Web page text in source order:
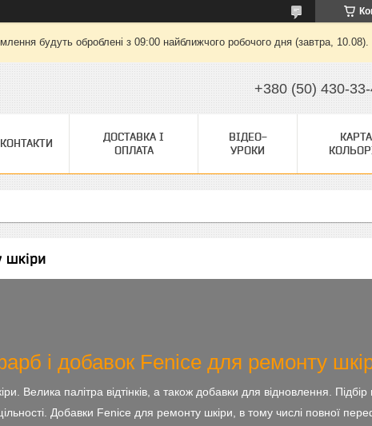
будуть оброблені з 09:00 найближчого робочого дня (завтра, 10.08).
+380 (50) 430-
КОНТАКТИ
ДОСТАВКА І
ОПЛАТА
ВІДЕО-
УРОКИ
КАРТА
шкіри
і добавок Fenice для ремонту
Велика палітра відтінків, а також добавки для відновлення. Підбір
Добавки Fenice для ремонту шкіри, в тому числі повної